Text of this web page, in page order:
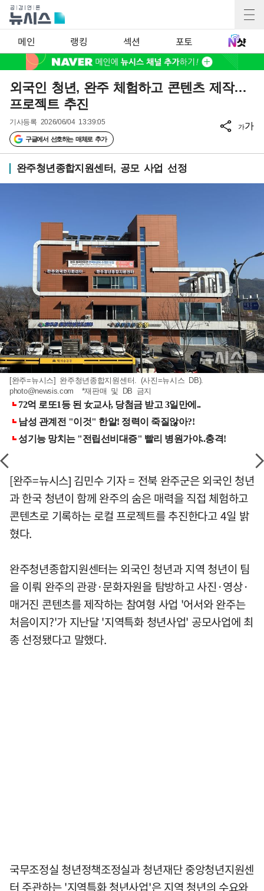
메인 랭킹 섹션 포토
외국인 청년, 완주 체험하고 콘텐츠 제작…
프로젝트 추진
기사등록 2026/06/04 13:39:05
구글에서 선호하는 매체로 추가
가가
완주청년종합지원센터, 공모 사업 선정
[완주=뉴시스] 완주청년종합지원센터. (사진=뉴시스 DB).
photo@newsis.com *재판매 및 DB 금지
[완주=뉴시스] 김민수 기자 = 전북 완주군은 외국인 청년
과 한국 청년이 함께 완주의 숨은 매력을 직접 체험하고
콘텐츠로 기록하는 로컬 프로젝트를 추진한다고 4일 밝
혔다.
완주청년종합지원센터는 외국인 청년과 지역 청년이 팀
을 이뤄 완주의 관광·문화자원을 탐방하고 사진·영상·
매거진 콘텐츠를 제작하는 참여형 사업 '어서와 완주는
처음이지?'가 지난달 '지역특화 청년사업' 공모사업에 최
종 선정됐다고 말했다.
국무조정실 청년정책조정실과 청년재단 중앙청년지원센
터 주관하는 '지역특화 청년사업'은 지역 청년의 수요와